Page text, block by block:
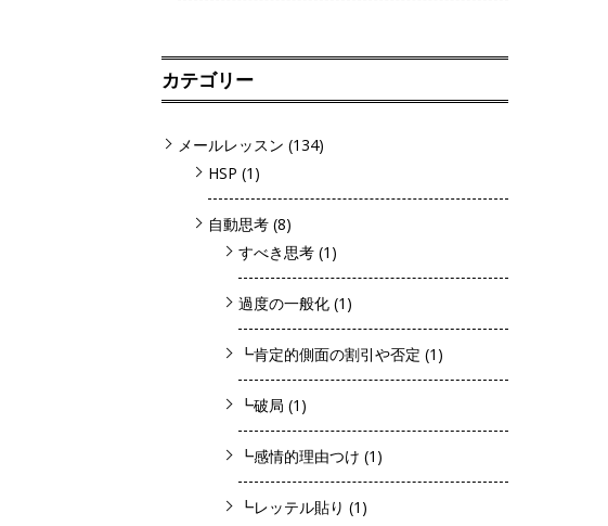
カテゴリー
メールレッスン (134)
HSP (1)
自動思考 (8)
すべき思考 (1)
過度の一般化 (1)
┗肯定的側面の割引や否定 (1)
┗破局 (1)
┗感情的理由つけ (1)
┗レッテル貼り (1)